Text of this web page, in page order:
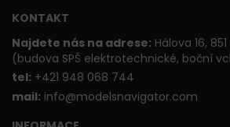
KONTAKT
Najdete nás na adrese: Hálova 16,
(budova SPŠ elektrotechnické, boční
tel: +421 948 068 744
mail: info@modelsnavigator.com